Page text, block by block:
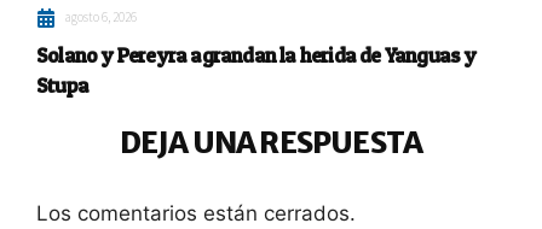
agosto 6, 2026
Solano y Pereyra agrandan la herida de Yanguas y
Stupa
DEJA UNA RESPUESTA
Los comentarios están cerrados.